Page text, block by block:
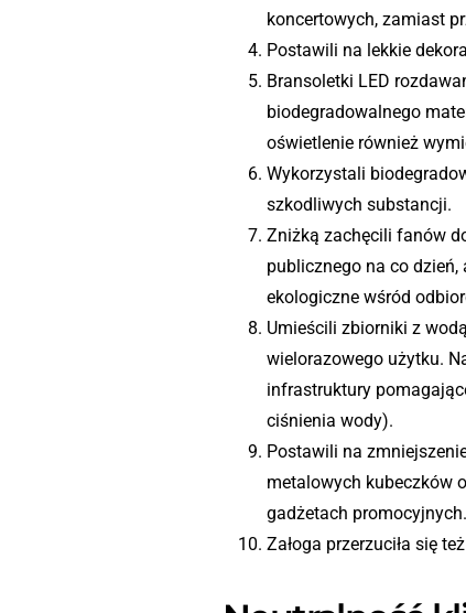
koncertowych, zamiast
Postawili na lekkie
Bransoletki LED
biodegradowalnego
oświetlenie również
Wykorzystali
szkodliwych substancji.
Zniżką zachęcili fanów
publicznego na co
ekologiczne wśród
Umieścili zbiorniki z
wielorazowego użytku.
infrastruktury
ciśnienia wody).
Postawili na
metalowych kubeczków
gadżetach promocyjnych.
Załoga przerzuciła się